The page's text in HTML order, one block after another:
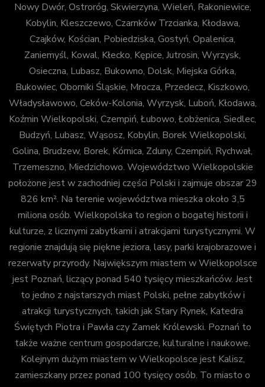
Nowy Dwór, Ostroróg, Skwierzyna, Wieleń, Rakoniewice,
Kobylin, Kleszczewo, Czarnków Trzcianka, Kłodawa,
Czajków, Kościan, Pobiedziska, Gostyń, Opalenica,
Zaniemyśl, Kowal, Kłecko, Kępice, Jutrosin, Wyrzysk,
Osieczna, Lubasz, Bukowno, Dolsk, Miejska Górka,
Bukowiec, Oborniki Śląskie, Mrocza, Przedecz, Kiszkowo,
Władysławowo, Ceków-Kolonia, Wyrzysk, Luboń, Kłodawa,
Koźmin Wielkopolski, Czempiń, Łubowo, Łobżenica, Siedlec,
Budzyń, Lubasz, Wąsosz, Kobylin, Borek Wielkopolski,
Golina, Brudzew, Borek, Kórnica, Zduny, Czempiń, Rychwał,
Trzemeszno, Miedzichowo. Województwo Wielkopolskie
położone jest w zachodniej części Polski i zajmuje obszar 29
826 km². Na terenie województwa mieszka około 3,5
miliona osób. Wielkopolska to region o bogatej historii i
kulturze, z licznymi zabytkami i atrakcjami turystycznymi. W
regionie znajdują się piękne jeziora, lasy, parki krajobrazowe i
rezerwaty przyrody. Największym miastem w Wielkopolsce
jest Poznań, liczący ponad 540 tysięcy mieszkańców. Jest
to jedno z najstarszych miast Polski, pełne zabytków i
atrakcji turystycznych, takich jak Stary Rynek, Katedra
Świętych Piotra i Pawła czy Zamek Królewski. Poznań to
także ważne centrum gospodarcze, kulturalne i naukowe.
Kolejnym dużym miastem w Wielkopolsce jest Kalisz,
zamieszkany przez ponad 100 tysięcy osób. To miasto o